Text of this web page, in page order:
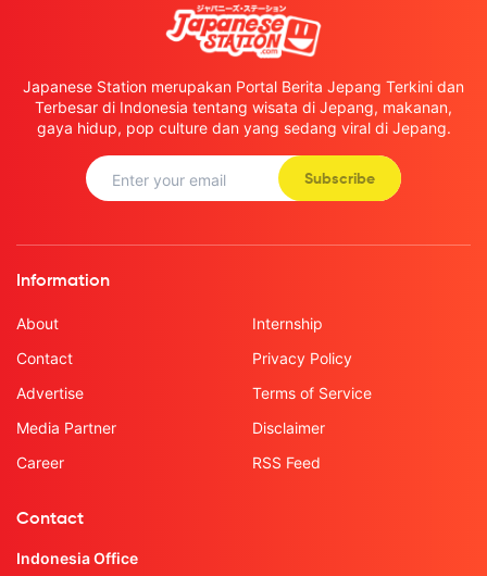
Japanese Station merupakan Portal Berita Jepang Terkini dan
Terbesar di Indonesia tentang wisata di Jepang, makanan,
gaya hidup, pop culture dan yang sedang viral di Jepang.
Subscribe
Information
About
Contact
Advertise
Media Partner
Career
Internship
Privacy Policy
Terms of Service
Disclaimer
RSS Feed
Contact
Indonesia Office